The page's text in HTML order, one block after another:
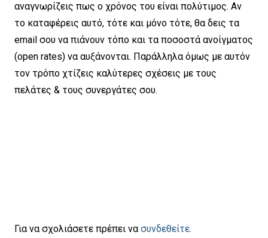
αναγνωρίζεις πως ο χρόνος του είναι πολύτιμος. Αν
το καταφέρεις αυτό, τότε και μόνο τότε, θα δεις τα
email σου να πιάνουν τόπο και τα ποσοστά ανοίγματος
(open rates) να αυξάνονται. Παράλληλα όμως με αυτόν
τον τρόπο χτίζεις καλύτερες σχέσεις με τους
πελάτες & τους συνεργάτες σου.
Για να σχολιάσετε πρέπει νασυνδεθείτε.